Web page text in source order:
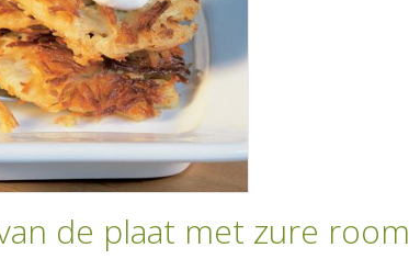
de plaat met zure room